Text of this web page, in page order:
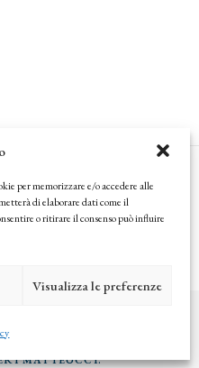
per memorizzare e/o accedere alle
di elaborare dati come il
o ritirare il consenso può influire
Visualizza le preferenze
MERCATO E
MATTEUCCI.